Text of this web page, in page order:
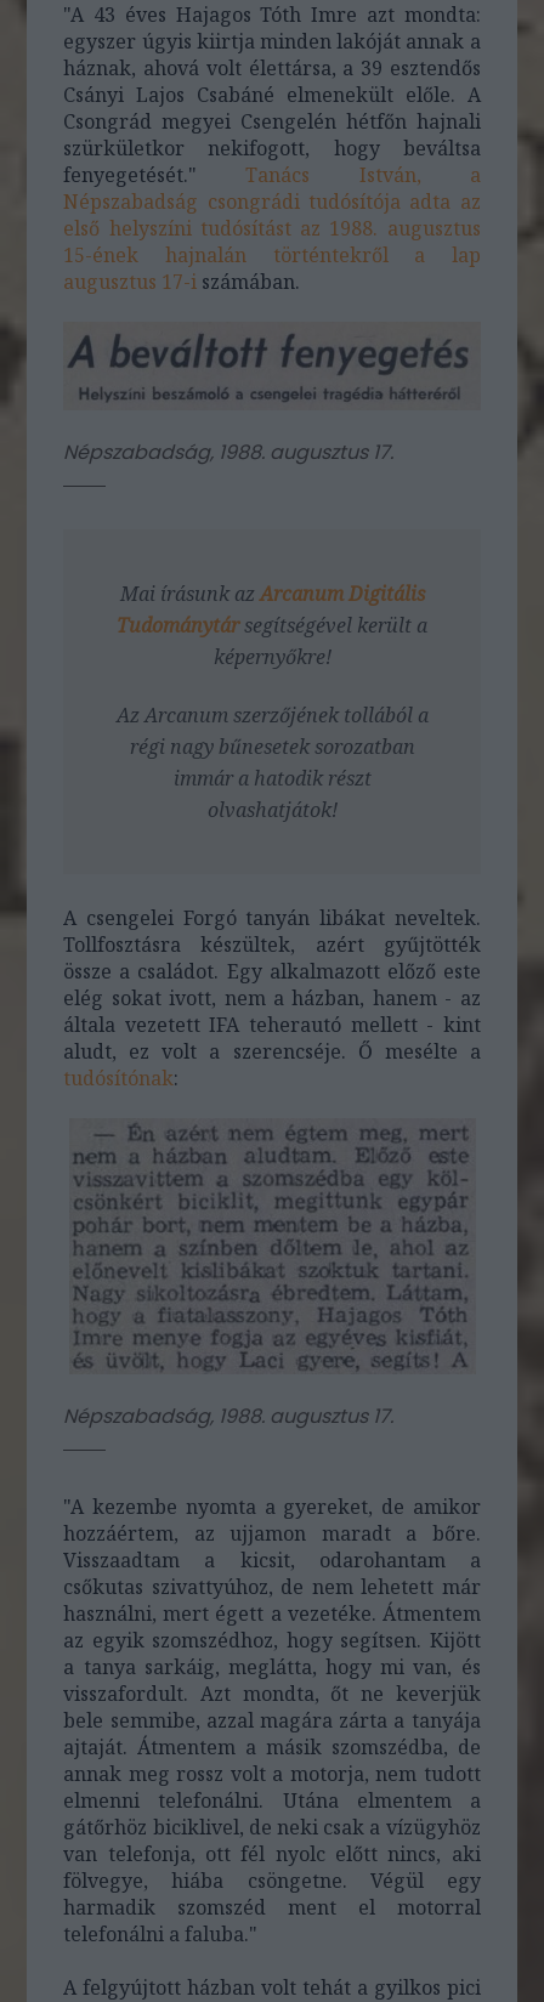
"A 43 éves Hajagos Tóth Imre azt mondta:
egyszer úgyis kiirtja minden lakóját annak a
háznak, ahová volt élettársa, a 39 esztendős
Csányi Lajos Csabáné elmenekült előle. A
Csongrád megyei Csengelén hétfőn hajnali
szürkületkor nekifogott, hogy beváltsa
fenyegetését."Tanács István, a
Népszabadság csongrádi tudósítója adta az
első helyszíni tudósítást az 1988. augusztus
15-ének hajnalán történtekről a lap
augusztus 17-i számában.
Népszabadság, 1988. augusztus 17.
Mai írásunk azArcanum Digitális
Tudománytársegítségével került a
képernyőkre!
Az Arcanum szerzőjének tollából a
régi nagy bűnesetek sorozatban
immár a hatodik részt
olvashatjátok!
A csengelei Forgó tanyán libákat neveltek.
Tollfosztásra készültek, azért gyűjtötték
össze a családot. Egy alkalmazott előző este
elég sokat ivott, nem a házban, hanem - az
általa vezetett IFA teherautó mellett - kint
aludt, ez volt a szerencséje. Ő mesélte a
tudósítónak:
Népszabadság, 1988. augusztus 17.
"A kezembe nyomta a gyereket, de amikor
hozzáértem, az ujjamon maradt a bőre.
Visszaadtam a kicsit, odarohantam a
csőkutas szivattyúhoz, de nem lehetett már
használni, mert égett a vezetéke. Átmentem
az egyik szomszédhoz, hogy segítsen. Kijött
a tanya sarkáig, meglátta, hogy mi van, és
visszafordult. Azt mondta, őt ne keverjük
bele semmibe, azzal magára zárta a tanyája
ajtaját. Átmentem a másik szomszédba, de
annak meg rossz volt a motorja, nem tudott
elmenni telefonálni. Utána elmentem a
gátőrhöz biciklivel, de neki csak a vízügyhöz
van telefonja, ott fél nyolc előtt nincs, aki
fölvegye, hiába csöngetne. Végül egy
harmadik szomszéd ment el motorral
telefonálni a faluba."
A felgyújtott házban volt tehát a gyilkos pici